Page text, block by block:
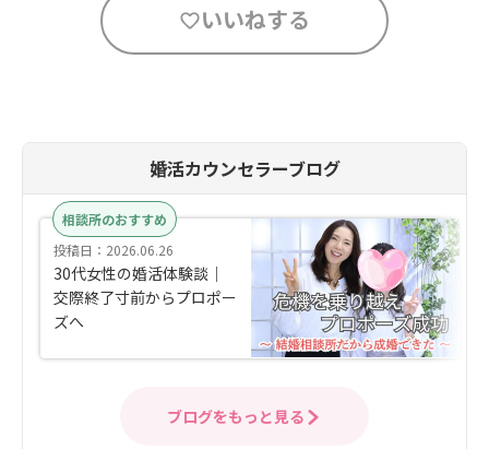
いいねする
婚活カウンセラーブログ
相談所のおすすめ
投稿日：2026.06.26
30代女性の婚活体験談｜
交際終了寸前からプロポー
ズへ
ブログをもっと見る